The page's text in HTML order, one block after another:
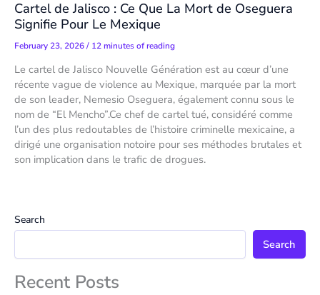
Cartel de Jalisco : Ce Que La Mort de Oseguera
Signifie Pour Le Mexique
February 23, 2026/ 12 minutes of reading
Le cartel de Jalisco Nouvelle Génération est au cœur d’une
récente vague de violence au Mexique, marquée par la mort
de son leader, Nemesio Oseguera, également connu sous le
nom de “El Mencho”.Ce chef de cartel tué, considéré comme
l’un des plus redoutables de l’histoire criminelle mexicaine, a
dirigé une organisation notoire pour ses méthodes brutales et
son implication dans le trafic de drogues.
Search
Search
Recent Posts